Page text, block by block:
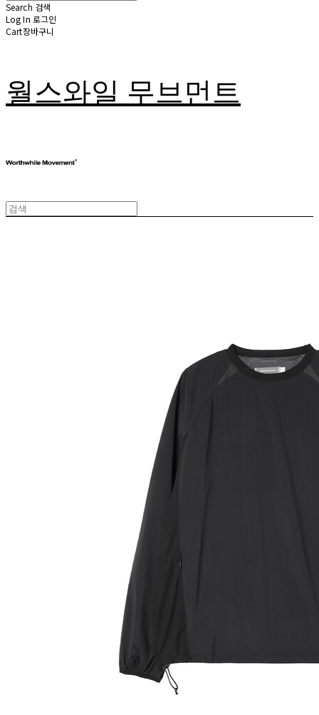
Search 검색
Log In 로그인
Cart장바구니
월스와일 무브먼트